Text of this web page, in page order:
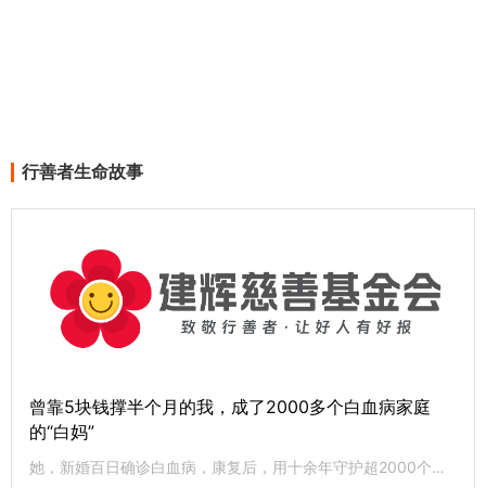
行善者生命故事
曾靠5块钱撑半个月的我，成了2000多个白血病家庭
的“白妈”
她，新婚百日确诊白血病，康复后，用十余年守护超2000个白血病家庭；办手工坊助病友自立，设助医小家供落脚，还收养弃婴。致敬武美，愿这份从绝境中长出的光，在你我手中继续照亮。